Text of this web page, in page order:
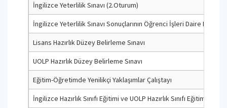
İngilizce Yeterlilik Sınavı (2.Oturum)
İngilizce Yeterlilik Sınavı Sonuçlarının Öğrenci İşleri Daire
Lisans Hazırlık Düzey Belirleme Sınavı
UOLP Hazırlık Düzey Belirleme Sınavı
Eğitim-Öğretimde Yenilikçi Yaklaşımlar Çalıştayı
İngilizce Hazırlık Sınıfı Eğitimi ve UOLP Hazırlık Sınıfı Eğitimi Güz